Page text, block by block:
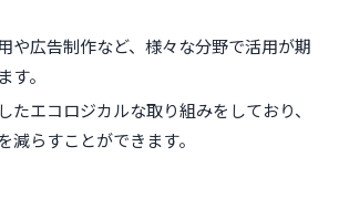
や広告制作など、様々な分野で活用が期
す。
たエコロジカルな取り組みをしており、
減らすことができます。